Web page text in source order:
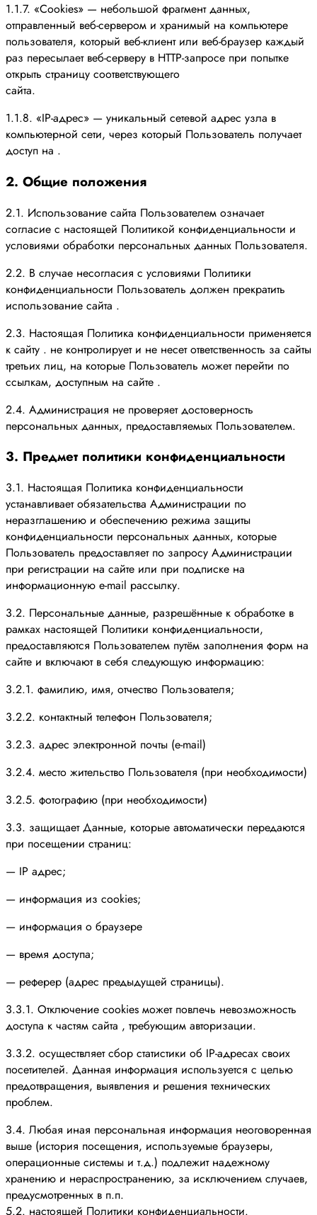
1.1.7. «Cookies» — небольшой фрагмент данных,
отправленный веб-сервером и хранимый на компьютере
пользователя, который веб-клиент или веб-браузер каждый
раз пересылает веб-серверу в HTTP-запросе при попытке
открыть страницу соответствующего
сайта.
1.1.8. «IP-адрес» — уникальный сетевой адрес узла в
компьютерной сети, через который Пользователь получает
доступ на .
2. Общие положения
2.1. Использование сайта Пользователем означает
согласие с настоящей Политикой конфиденциальности и
условиями обработки персональных данных Пользователя.
2.2. В случае несогласия с условиями Политики
конфиденциальности Пользователь должен прекратить
использование сайта .
2.3. Настоящая Политика конфиденциальности применяется
к сайту . не контролирует и не несет ответственность за сайты
третьих лиц, на которые Пользователь может перейти по
ссылкам, доступным на сайте .
2.4. Администрация не проверяет достоверность
персональных данных, предоставляемых Пользователем.
3. Предмет политики конфиденциальности
3.1. Настоящая Политика конфиденциальности
устанавливает обязательства Администрации по
неразглашению и обеспечению режима защиты
конфиденциальности персональных данных, которые
Пользователь предоставляет по запросу Администрации
при регистрации на сайте или при подписке на
информационную e-mail рассылку.
3.2. Персональные данные, разрешённые к обработке в
рамках настоящей Политики конфиденциальности,
предоставляются Пользователем путём заполнения форм на
сайте и включают в себя следующую информацию:
3.2.1. фамилию, имя, отчество Пользователя;
3.2.2. контактный телефон Пользователя;
3.2.3. адрес электронной почты (e-mail)
3.2.4. место жительство Пользователя (при необходимости)
3.2.5. фотографию (при необходимости)
3.3. защищает Данные, которые автоматически передаются
при посещении страниц:
— IP адрес;
— информация из cookies;
— информация о браузере
— время доступа;
— реферер (адрес предыдущей страницы).
3.3.1. Отключение cookies может повлечь невозможность
доступа к частям сайта , требующим авторизации.
3.3.2. осуществляет сбор статистики об IP-адресах своих
посетителей. Данная информация используется с целью
предотвращения, выявления и решения технических
проблем.
3.4. Любая иная персональная информация неоговоренная
выше (история посещения, используемые браузеры,
операционные системы и т.д.) подлежит надежному
хранению и нераспространению, за исключением случаев,
предусмотренных в п.п.
5.2. настоящей Политики конфиденциальности.